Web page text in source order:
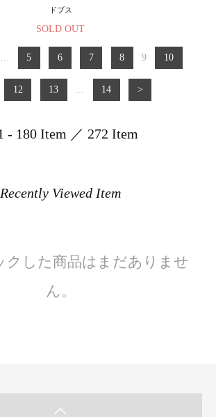
ドブス
SOLD OUT
... 5 6 7 8 9 10
12 13 ... 14 >
- 180 Item ／ 272 Item
Recently Viewed Item
クした商品はまだありませ
ん。